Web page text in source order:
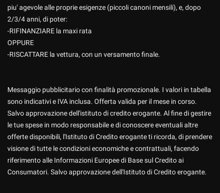
piu' agevole alle proprie esigenze (piccoli canoni mensili), e, dopo
2/3/4 anni, di poter:
-RIFINANZIARE la maxi rata
OPPURE
-RISCATTARE la vettura, con un versamento finale.
Messaggio pubblicitario con finalità promozionale. I valori in tabella
sono indicativi e IVA inclusa. Offerta valida per il mese in corso.
Salvo approvazione dell'istituto di credito erogante. Al fine di gestire
le tue spese in modo responsabile e di conoscere eventuali altre
offerte disponibili, l'Istituto di Credito erogante ti ricorda, di prendere
visione di tutte le condizioni economiche e contrattuali, facendo
riferimento alle Informazioni Europee di Base sul Credito ai
Consumatori. Salvo approvazione dell'Istituto di Credito erogante.